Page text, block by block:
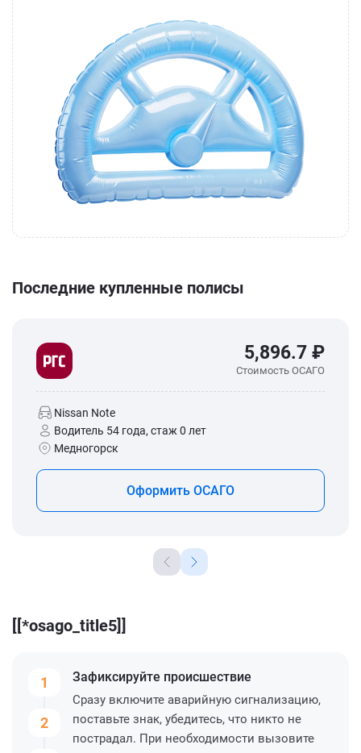
Последние купленные полисы
5,896.7 ₽
Стоимость ОСАГО
Nissan Note
Водитель 54 года, стаж 0 лет
Медногорск
Оформить ОСАГО
[[*osago_title5]]
1
2
Зафиксируйте происшествие
Сразу включите аварийную сигнализацию,
поставьте знак, убедитесь, что никто не
пострадал. При необходимости вызовите